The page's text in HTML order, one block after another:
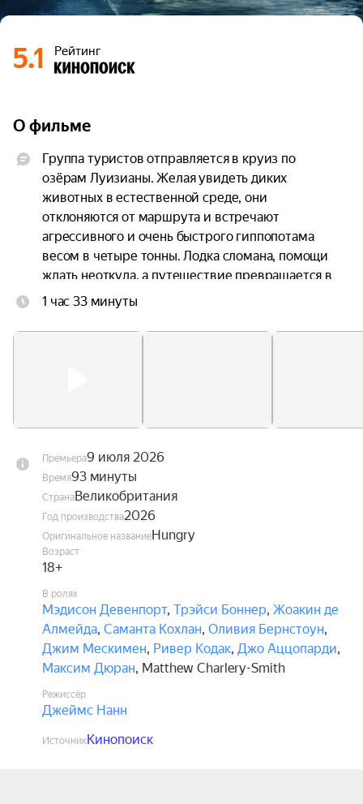
5.1 Рейтинг
О фильме
Группа туристов отправляется в круиз по
озёрам Луизианы. Желая увидеть диких
животных в естественной среде, они
отклоняются от маршрута и встречают
агрессивного и очень быстрого гиппопотама
весом в четыре тонны. Лодка сломана, помощи
ждать неоткуда, а путешествие превращается в
борьбу за выживание.
1 час 33 минуты
Премьера9 июля 2026
Время93 минуты
СтранаВеликобритания
Год производства2026
Оригинальное названиеHungry
Возраст
18+
В ролях
Мэдисон Девенпорт, Трэйси Боннер, Жоакин де
Алмейда, Саманта Кохлан, Оливия Бернстоун,
Джим Мескимен, Ривер Кодак, Джо Аццопарди,
Максим Дюран, Matthew Charlery-Smith
Режиссёр
Джеймс Нанн
ИсточникКинопоиск